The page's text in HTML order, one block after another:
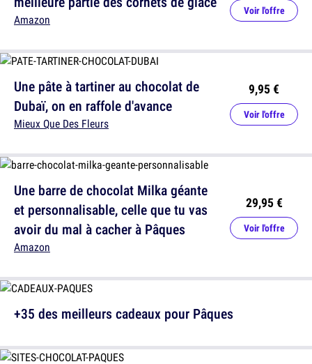
Amazon
Voir l'offre
Une barre de chocolat Milka géante
et personnalisable, celle que tu vas
avoir du mal à cacher à Pâques
Amazon
29,95 €
Voir l'offre
Une pâte à tartiner au chocolat de
Dubaï, on en raffole d'avance
Mieux Que Des Fleurs
9,95 €
Voir l'offre
+35 des meilleurs cadeaux pour Pâques